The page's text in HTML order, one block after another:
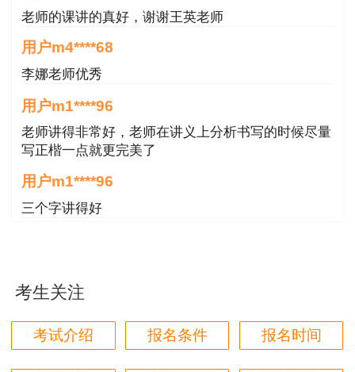
老师的课讲的真好，谢谢王英老师
用户m4****68
李娜老师优秀
用户m1****96
老师讲得非常好，老师在讲义上分析书写的时候尽量
写正楷一点就更完美了
用户m1****96
三个字讲得好
用户m1****88
太喜欢王英老师了
用户m5****68
考生关注
考试介绍 报名条件 报名时间